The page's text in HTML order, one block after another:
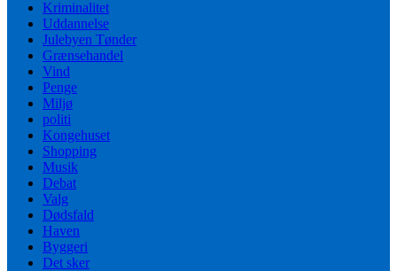
Kriminalitet
Uddannelse
Julebyen Tønder
Grænsehandel
Vind
Penge
Miljø
politi
Kongehuset
Shopping
Musik
Debat
Valg
Dødsfald
Haven
Byggeri
Det sker